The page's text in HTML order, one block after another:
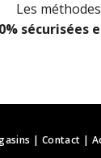
Les
sécurisées
| Contact |